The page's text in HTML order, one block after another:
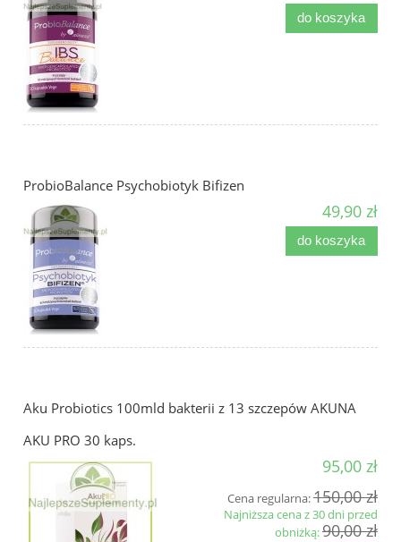
do koszyka
ProbioBalance Psychobiotyk Bifizen
49,90 zł
do koszyka
Aku Probiotics 100mld bakterii z 13 szczepów AKUNA
AKU PRO 30 kaps.
95,00 zł
Cena regularna:150,00 zł
Najniższa cena z 30 dni przed
obniżką:90,00 zł